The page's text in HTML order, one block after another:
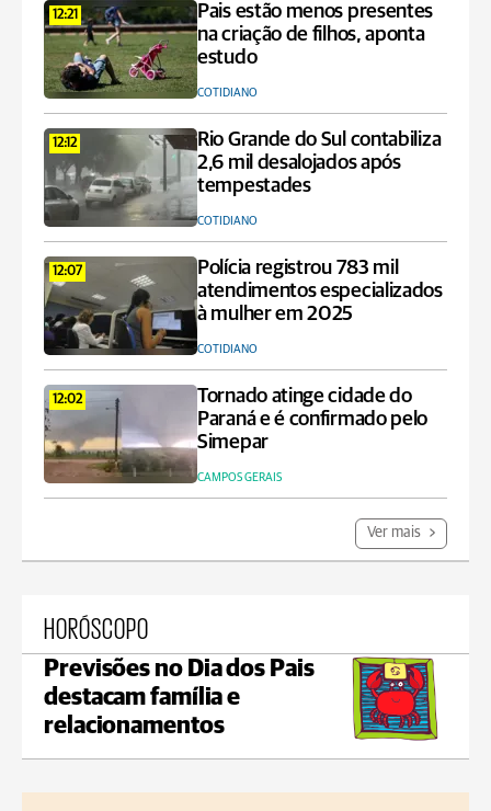
12:21
Pais estão menos presentes
na criação de filhos, aponta
estudo
COTIDIANO
12:12
Rio Grande do Sul contabiliza
2,6 mil desalojados após
tempestades
COTIDIANO
12:07
Polícia registrou 783 mil
atendimentos especializados
à mulher em 2025
COTIDIANO
12:02
Tornado atinge cidade do
Paraná e é confirmado pelo
Simepar
CAMPOS GERAIS
Ver mais
HORÓSCOPO
Previsões no Dia dos Pais
destacam família e
relacionamentos